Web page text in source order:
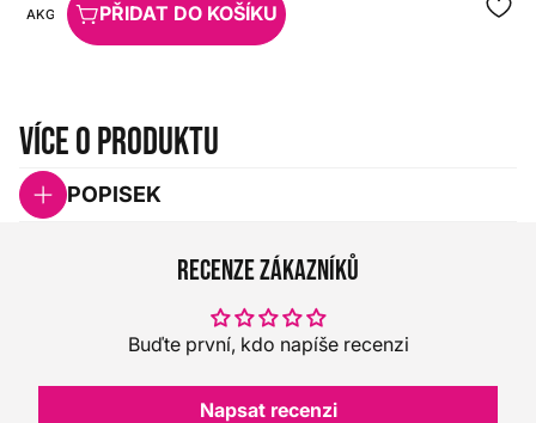
AKG
HX0000000080432
PŘIDAT DO KOŠÍKU
Více o produktu
POPISEK
Recenze zákazníků
Buďte první, kdo napíše recenzi
Napsat recenzi